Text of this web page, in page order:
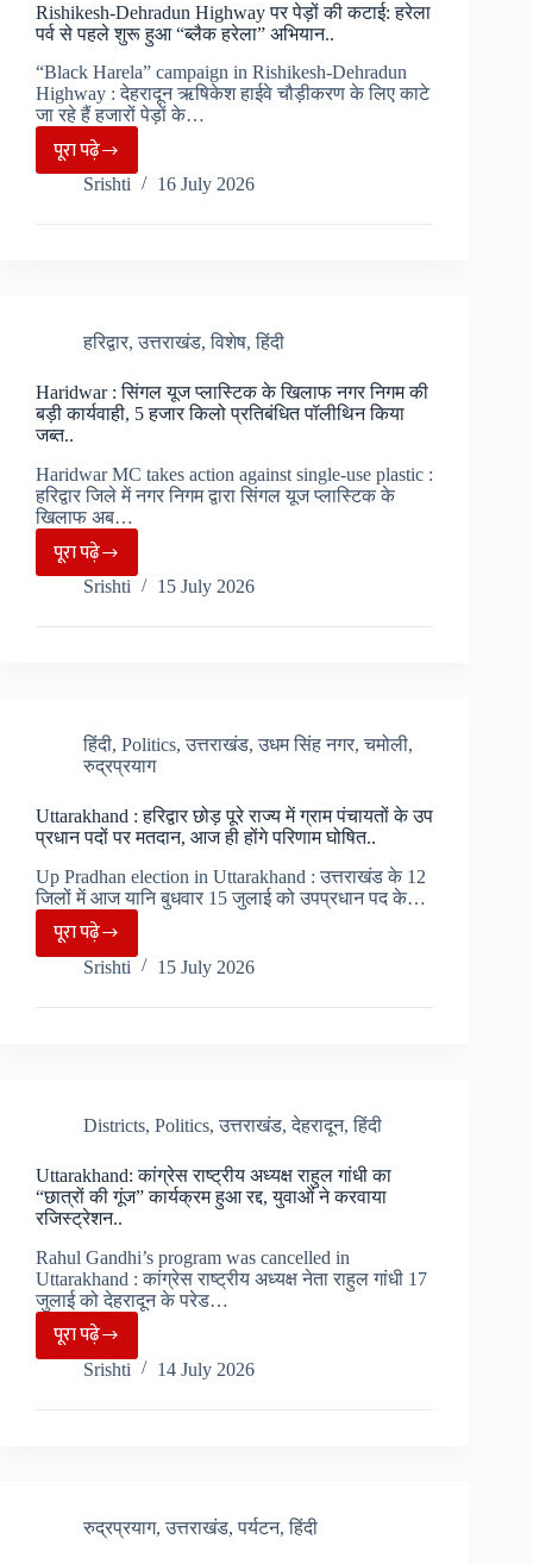
का
अर्लट
जारी,
भारी
बारिश
और
आंधी
तूफान
Rishikesh-Dehradun Highway पर पेड़ों की कटाई: हरेला
पर्व से पहले शुरू हुआ “ब्लैक हरेला” अभियान..
“Black Harela” campaign in Rishikesh-Dehradun
Highway : देहरादून ऋषिकेश हाईवे चौड़ीकरण के लिए काटे
जा रहे हैं हजारों पेड़ों के…
पूरा पढ़ेRishikesh-
Dehradun
Highway
कटाई:
पर्व
पहले
शुरू
हुआ
“ब्लैक
हरेला”
Srishti 16 July 2026
हरिद्वार,उत्तराखंड,विशेष,हिंदी
Haridwar : सिंगल यूज प्लास्टिक के खिलाफ नगर निगम की
बड़ी कार्यवाही, 5 हजार किलो प्रतिबंधित पॉलीथिन किया
जब्त..
Haridwar MC takes action against single-use plastic :
हरिद्वार जिले में नगर निगम द्वारा सिंगल यूज प्लास्टिक के
खिलाफ अब…
पूरा पढ़ेHaridwar
:
सिंगल
खिलाफ
नगर
निगम
की
बड़ी
कार्यवाही,
5
हजार
किलो
प्रतिबंधित
Srishti 15 July 2026
हिंदी, Politics,उत्तराखंड,उधम सिंह नगर,चमोली,
रुद्रप्रयाग
Uttarakhand : हरिद्वार छोड़ पूरे राज्य में ग्राम पंचायतों के उप
प्रधान पदों पर मतदान, आज ही होंगे परिणाम घोषित..
Up Pradhan election in Uttarakhand : उत्तराखंड के 12
जिलों में आज यानि बुधवार 15 जुलाई को उपप्रधान पद के…
पूरा पढ़ेUttarakhand
:
हरिद्वार
में
पंचायतों
के
उप
प्रधान
पदों
पर
मतदान,
Srishti 15 July 2026
Districts, Politics,उत्तराखंड,देहरादून,हिंदी
Uttarakhand: कांग्रेस राष्ट्रीय अध्यक्ष राहुल गांधी का
“छात्रों की गूंज” कार्यक्रम हुआ रद्द, युवाओं ने करवाया
रजिस्ट्रेशन..
Rahul Gandhi’s program was cancelled in
Uttarakhand : कांग्रेस राष्ट्रीय अध्यक्ष नेता राहुल गांधी 17
जुलाई को देहरादून के परेड…
पूरा पढ़ेUttarakhand:
कांग्रेस
राष्ट्रीय
का
Srishti 14 July 2026
रुद्रप्रयाग,उत्तराखंड,पर्यटन,हिंदी